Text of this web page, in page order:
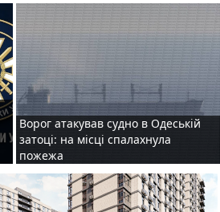
Ворог атакував судно в Одеській
затоці: на місці спалахнула
пожежа